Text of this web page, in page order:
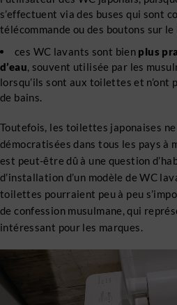
s’effectuent via des buses qui sont
télécommande ou des boutons sur
ces WC lavants sont bien plus
d’eau, souvent utilisée par les
lorsqu’ils sont aux toilettes et n’ont
de bains.
Toutefois, les toilettes japonaises
démocratisées dans tous les pays à
est peut-être dû à une question
d’installation d’un modèle de WC
toilettes pourraient peu à peu
de confession musulmane, qui
intéressant pour les marques.